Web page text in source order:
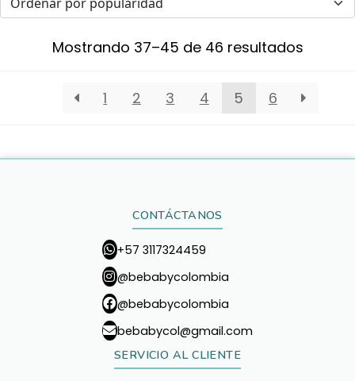
Mostrando 37–45 de 46 resultados
1 2 3 4 5 6
CONTÁCTANOS
+57 3117324459
@bebabycolombia
@bebabycolombia
bebabycol@gmail.com
SERVICIO AL CLIENTE